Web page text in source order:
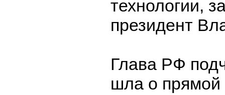
технологии,
президент
Глава РФ
шла о прямой